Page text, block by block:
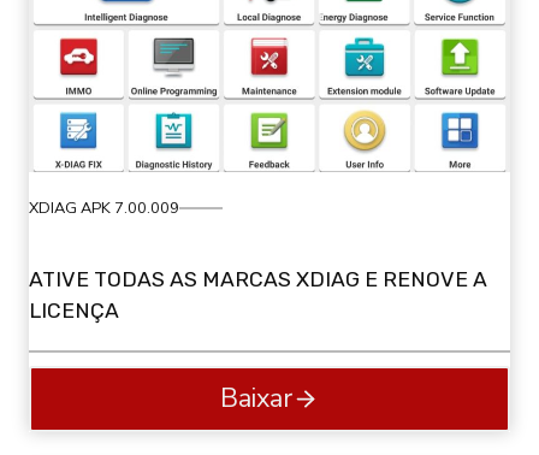
XDIAG APK 7.00.009
ATIVE TODAS AS MARCAS XDIAG E RENOVE A
LICENÇA
Baixar